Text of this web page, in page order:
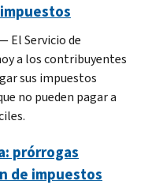
El Servicio de
a los contribuyentes
sus impuestos
no pueden pagar a
prórrogas
de impuestos